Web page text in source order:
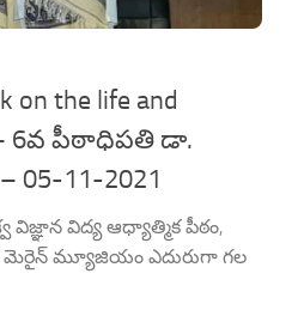
on the life and
– 6వ పీఠాధిపతి డా.
11-2021
విజ్ఞాన విద్య ఆధ్యాత్మిక పీఠం,
మ్యూజియం ఎదురుగా గల